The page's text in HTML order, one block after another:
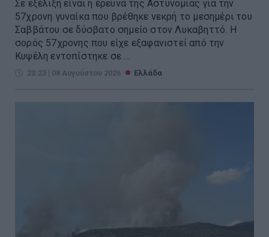
Σε εξέλιξη είναι η έρευνα της Αστυνομίας για την
57χρονη γυναίκα που βρέθηκε νεκρή το μεσημέρι του
Σαββάτου σε δύσβατο σημείο στον Λυκαβηττό. Η
σορός 57χρονης που είχε εξαφανιστεί από την
Κυψέλη εντοπίστηκε σε ...
23:23 | 08 Αυγούστου 2026 Ελλάδα